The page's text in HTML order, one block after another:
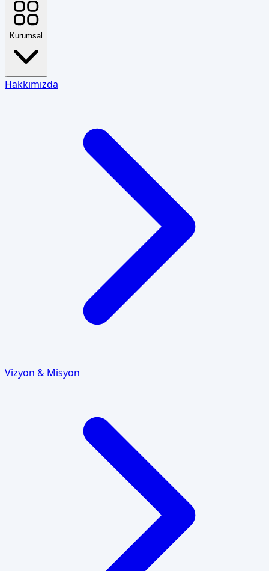
Kurumsal
Hakkımızda
Vizyon & Misyon